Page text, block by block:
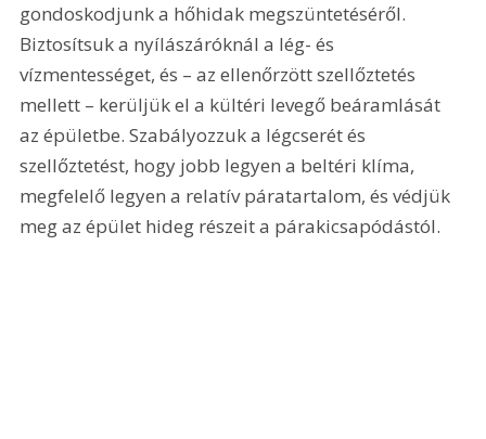
gondoskodjunk a hőhidak megszüntetéséről.
Biztosítsuk a nyílászáróknál a lég- és
vízmentességet, és – az ellenőrzött szellőztetés
mellett – kerüljük el a kültéri levegő beáramlását
az épületbe. Szabályozzuk a légcserét és
szellőztetést, hogy jobb legyen a beltéri klíma,
megfelelő legyen a relatív páratartalom, és védjük
meg az épület hideg részeit a párakicsapódástól.